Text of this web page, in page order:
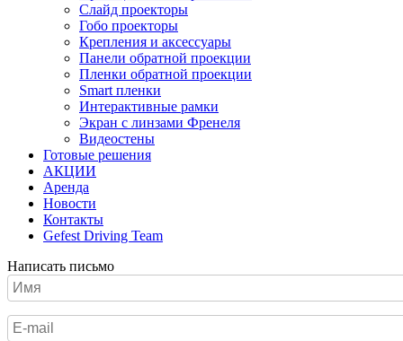
Слайд проекторы
Гобо проекторы
Крепления и аксессуары
Панели обратной проекции
Пленки обратной проекции
Smart пленки
Интерактивные рамки
Экран с линзами Френеля
Видеостены
Готовые решения
АКЦИИ
Аренда
Новости
Контакты
Gefest Driving Team
Написать письмо